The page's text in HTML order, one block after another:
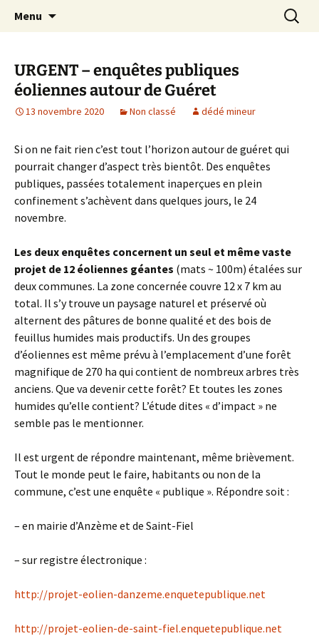
Le site du Collectif Stop Mines
23
Menu
URGENT – enquêtes publiques
éoliennes autour de Guéret
13 novembre 2020 Non classé dédé mineur
Si on ne fait rien c’est tout l’horizon autour de guéret qui
pourrait changer d’aspect très bientôt. Des enquêtes
publiques, passées totalement inaperçues en plein
confinement s’achèvent dans quelques jours, le 24
novembre.
Les deux enquêtes concernent un seul et même vaste
projet de 12 éoliennes géantes (mats ~ 100m) étalées sur
deux communes. La zone concernée couvre 12 x 7 km au
total. Il s’y trouve un paysage naturel et préservé où
alternent des pâtures de bonne qualité et des bois de
feuillus humides mais productifs. Un des groupes
d’éoliennes est même prévu à l’emplacement d’une forêt
magnifique de 270 ha qui contient de nombreux arbres très
anciens. Que va devenir cette forêt? Et toutes les zones
humides qu’elle contient? L’étude dites « d’impact » ne
semble pas le mentionner.
Il est urgent de répondre maintenant, même brièvement.
Tout le monde peut le faire, habitants ou non de la
commune, c’est une enquête « publique ». Répondre soit :
– en mairie d’Anzème et de Saint-Fiel
– sur registre électronique :
http://projet-eolien-danzeme.enquetepublique.net
http://projet-eolien-de-saint-fiel.enquetepublique.net